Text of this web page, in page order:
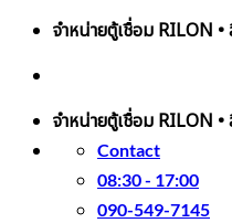
Skip
content
จำหน่ายตู้เชื่อม RILON
จำหน่ายตู้เชื่อม RILON
Contact
08:30 - 17:00
090-549-7145